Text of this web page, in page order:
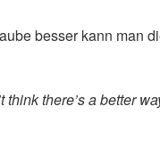
besser kann man
there’s a better